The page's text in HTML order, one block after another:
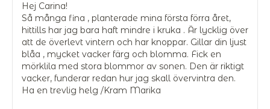
Hej Carina!
Så många fina , planterade mina första förra året,
hittills har jag bara haft mindre i kruka . Är lycklig över
att de överlevt vintern och har knoppar. Gillar din ljust
blåa , mycket vacker färg och blomma. Fick en
mörklila med stora blommor av sonen. Den är riktigt
vacker, funderar redan hur jag skall övervintra den.
Ha en trevlig helg /Kram Marika